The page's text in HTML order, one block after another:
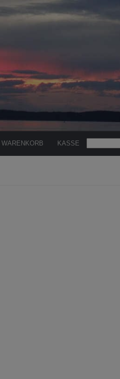
WARENKORB KASSE
Search